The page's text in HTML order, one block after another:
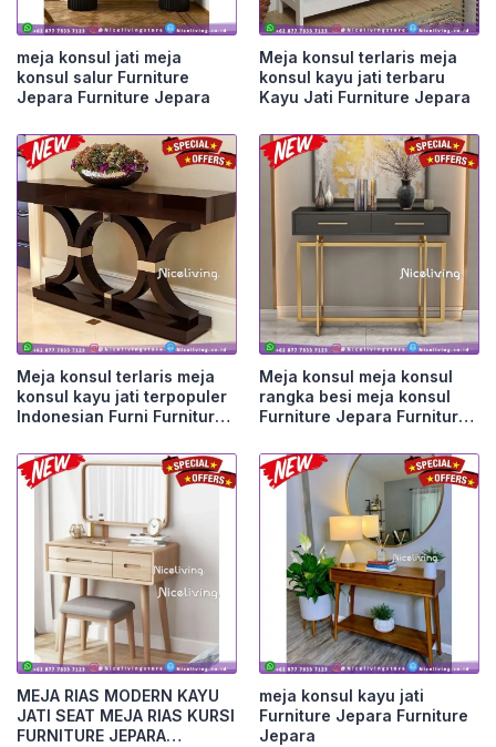
meja konsul jati meja
konsul salur Furniture
Jepara Furniture Jepara
Meja konsul terlaris meja
konsul kayu jati terbaru
Kayu Jati Furniture Jepara
Meja konsul terlaris meja
konsul kayu jati terpopuler
Indonesian Furni Furniture
Meja konsul meja konsul
rangka besi meja konsul
Furniture Jepara Furniture
MEJA RIAS MODERN KAYU
JATI SEAT MEJA RIAS KURSI
FURNITURE JEPARA
meja konsul kayu jati
Furniture Jepara Furniture
Jepara